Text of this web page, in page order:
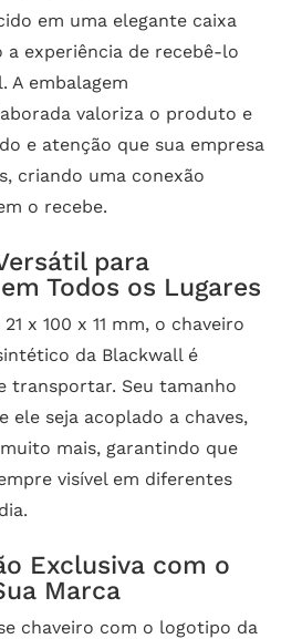
em uma elegante caixa
experiência de recebê-lo
A embalagem
valoriza o produto e
e atenção que sua empresa
criando uma conexão
o recebe.
para
Todos os Lugares
x 100 x 11 mm, o chaveiro
da Blackwall é
transportar. Seu tamanho
ele seja acoplado a chaves,
mais, garantindo que
visível em diferentes
Exclusiva com o
Marca
chaveiro com o logotipo da